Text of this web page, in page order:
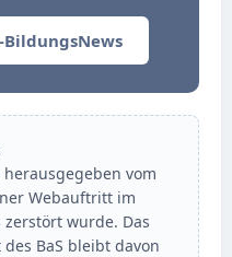
BildungsNews
vom
Webauftritt im
wurde. Das
BaS bleibt davon